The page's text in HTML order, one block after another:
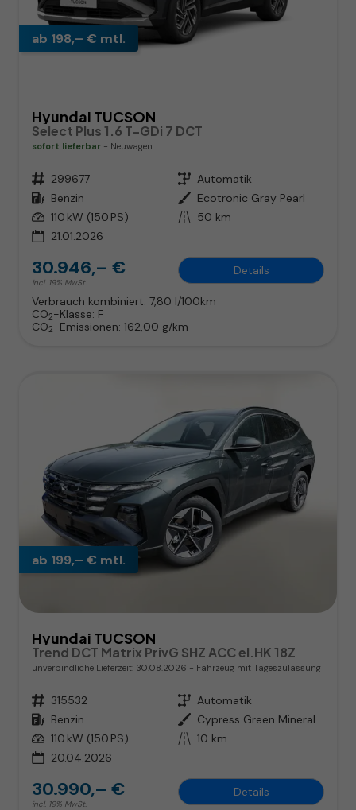
ab 198,– € mtl.
Hyundai TUCSON
Select Plus 1.6 T-GDi 7 DCT
sofort lieferbar Neuwagen
Fahrzeugnr. 299677 Getriebe Automatik
Kraftstoff Benzin Außenfarbe Ecotronic Gray Pearl
Leistung 110 kW (150 PS) Kilometerstand 50 km
21.01.2026
30.946,– €
incl. 19% MwSt.
Details
Verbrauch kombiniert: 7,80 l/100km
CO2-Klasse: F
CO2-Emissionen: 162,00 g/km
ab 199,– € mtl.
Hyundai TUCSON
Trend DCT Matrix PrivG SHZ ACC el.HK 18Z
unverbindliche Lieferzeit: 30.08.2026 Fahrzeug mit Tageszulassung
Fahrzeugnr. 315532 Getriebe Automatik
Kraftstoff Benzin Außenfarbe
Cypress Green Mineraleffekt
Leistung 110 kW (150 PS) Kilometerstand 10 km
20.04.2026
30.990,– €
incl. 19% MwSt.
Details